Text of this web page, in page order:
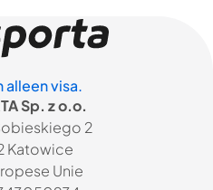
alleen visa.
Sp. z o.o.
2
Katowice
Unie